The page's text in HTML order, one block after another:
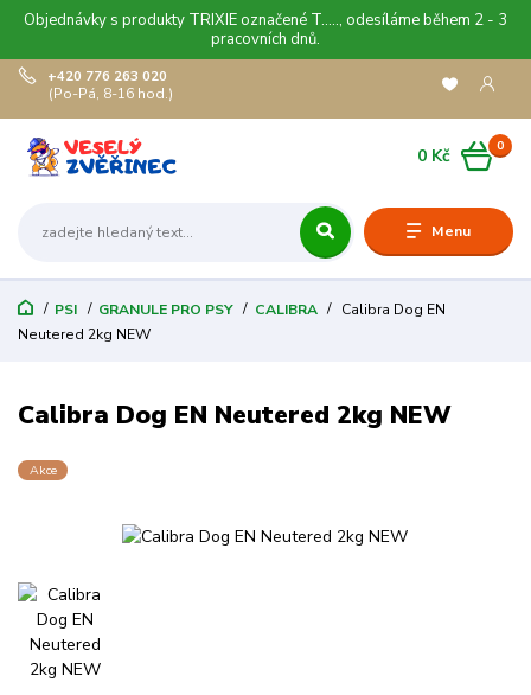
Objednávky s produkty TRIXIE označené T....., odesíláme během 2 - 3
pracovních dnů.
Menu
+420 776 263 020
(Po-Pá, 8-16 hod.)
0
0 Kč
PSI GRANULE PRO PSY CALIBRA
Calibra Dog EN
Neutered 2kg NEW
Calibra Dog EN Neutered 2kg NEW
Akce